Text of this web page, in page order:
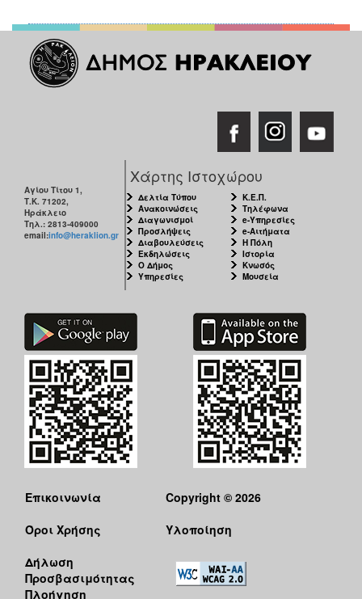
Αγίου Τίτου 1,
Τ.Κ. 71202,
Ηράκλειο
Τηλ.: 2813-409000
email:info@heraklion.gr
Χάρτης Ιστοχώρου
Δελτία Τύπου
Ανακοινώσεις
Διαγωνισμοί
Προσλήψεις
Διαβουλεύσεις
Εκδηλώσεις
Ο Δήμος
Υπηρεσίες
Κ.Ε.Π.
Τηλέφωνα
e-Υπηρεσίες
e-Αιτήματα
Η Πόλη
Ιστορία
Κνωσός
Μουσεία
Επικοινωνία
Όροι Χρήσης
Δήλωση
Προσβασιμότητας
Πλοήγηση
Copyright © 2026
Υλοποίηση